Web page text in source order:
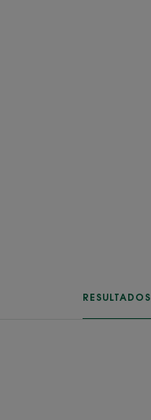
RESULTADOS